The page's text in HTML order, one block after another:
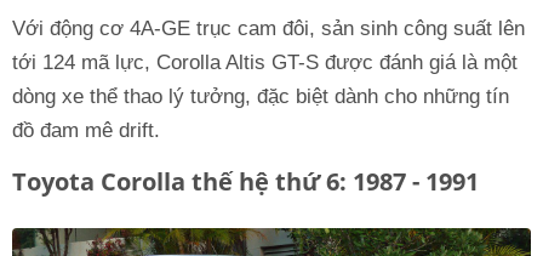
Với động cơ 4A-GE trục cam đôi, sản sinh công suất lên
tới 124 mã lực, Corolla Altis GT-S được đánh giá là một
dòng xe thể thao lý tưởng, đặc biệt dành cho những tín
đồ đam mê drift.
Toyota Corolla thế hệ thứ 6: 1987 - 1991